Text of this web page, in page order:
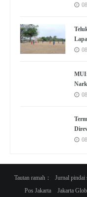
dan
Tautan ramah： Jurnal pindai
Pos Jakarta
Jakarta